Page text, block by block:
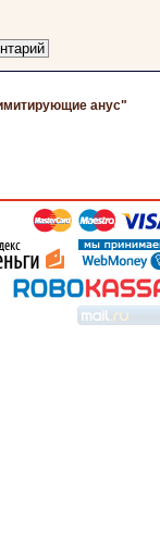
анус"